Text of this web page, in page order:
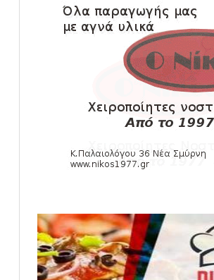
SLIDE
Ξεκινά η ελεύθερη
εισιτηρίων διαρκείας
August 04, 2026
HEADLINES
Kυανέρυθρη και επίσημα
August 04, 2026
Πανιώνια Εκπομπή: Έπεσε η
ΕΠΙΚΑΙΡΟΤΗΤΑ
LIVE η Πανιώνια
August 03, 2026